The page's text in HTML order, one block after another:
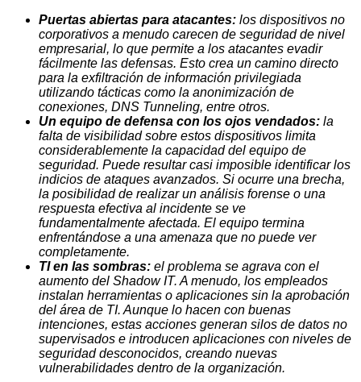
Puertas abiertas para atacantes: los dispositivos no
corporativos a menudo carecen de seguridad de nivel
empresarial, lo que permite a los atacantes evadir
fácilmente las defensas. Esto crea un camino directo
para la exfiltración de información privilegiada
utilizando tácticas como la anonimización de
conexiones, DNS Tunneling, entre otros.
Un equipo de defensa con los ojos vendados: la
falta de visibilidad sobre estos dispositivos limita
considerablemente la capacidad del equipo de
seguridad. Puede resultar casi imposible identificar los
indicios de ataques avanzados. Si ocurre una brecha,
la posibilidad de realizar un análisis forense o una
respuesta efectiva al incidente se ve
fundamentalmente afectada. El equipo termina
enfrentándose a una amenaza que no puede ver
completamente.
TI en las sombras: el problema se agrava con el
aumento del Shadow IT. A menudo, los empleados
instalan herramientas o aplicaciones sin la aprobación
del área de TI. Aunque lo hacen con buenas
intenciones, estas acciones generan silos de datos no
supervisados e introducen aplicaciones con niveles de
seguridad desconocidos, creando nuevas
vulnerabilidades dentro de la organización.